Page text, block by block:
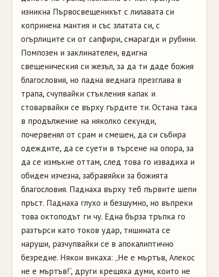
изникна Първосвещеникът с лилавата си
копринена мантия и със златата си, с
огърлиците си от сапфири, смарагди и рубини.
Помпозен и заклинателен, вдигна
свещеническия си жезъл, за да ти даде божия
благословия, но падна веднага презглава в
трапа, счупвайки стъкления капак и
стоварвайки се върху гърдите ти. Остана така
в продължение на няколко секунди,
почервенял от срам и смешен, да си събира
одеждите, да се суети в търсене на опора, за
да се измъкне оттам, след това го извадиха и
обиден изчезна, забравяйки за божията
благословия. Паднаха върху теб първите шепи
пръст. Паднаха глухо и безшумно, но въпреки
това октоподът ги чу. Една бърза тръпка го
разтърси като токов удар, тишината се
наруши, разчупвайки се в апокалиптично
безредие. Някои викаха: „Не е мъртъв, Алекос
не е мъртъв!“, други крещяха думи, които не